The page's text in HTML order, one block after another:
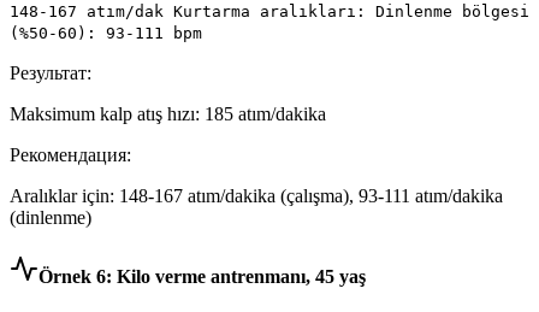
148-167 atım/dak Kurtarma aralıkları: Dinlenme bölgesi
(%50-60): 93-111 bpm
Результат:
Maksimum kalp atış hızı: 185 atım/dakika
Рекомендация:
Aralıklar için: 148-167 atım/dakika (çalışma), 93-111 atım/dakika
(dinlenme)
Örnek 6: Kilo verme antrenmanı, 45 yaş